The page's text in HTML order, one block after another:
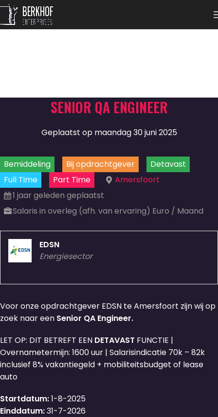
SENIOR QA ENGINEER
Geplaatst op maandag 30 juni 2025
Bemiddeling Bij opdrachtgever
Detavast
Full Time
Part Time
Amersfoort
1 jaar geleden geplaatst
Salaris in overleg (afh. van ervaring) Euro / Maand
EDSN
Energiesector
Voor onze opdrachtgever EDSN te Amersfoort zijn wij op
zoek naar een Senior QA Engineer.
LET OP: DIT BETREFT EEN DETAVAST FUNCTIE |
Overnametermijn: 1600 uur | Salarisindicatie 70k – 82k
inclusief 8% vakantiegeld + mobiliteitsbudget of lease
auto
Startdatum:1-8-2025
Einddatum:31-7-2026